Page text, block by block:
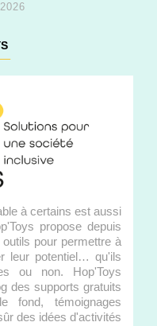
à certains est aussi
propose depuis
pour permettre à
leur potentiel… qu'ils
ou non. Hop'Toys
des supports gratuits
fond, témoignages
des idées d'activités